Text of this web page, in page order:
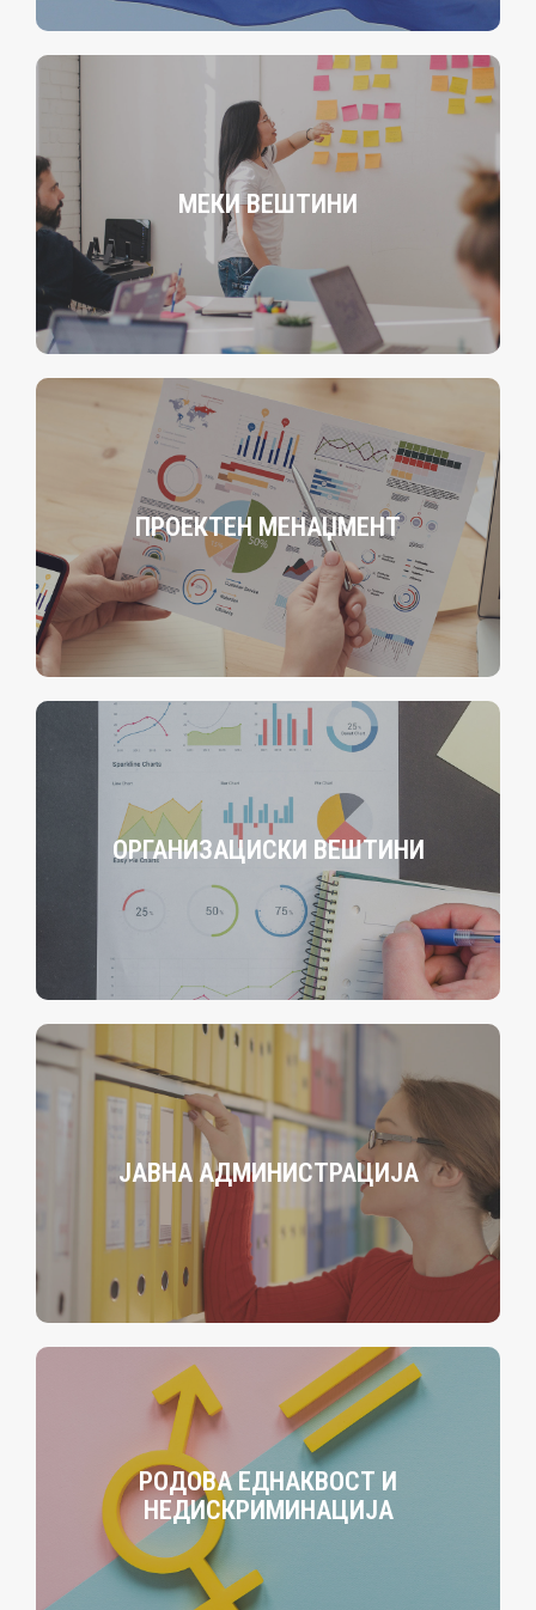
MЕКИ ВЕШТИНИ
ПРОЕКТЕН МЕНАЏМЕНТ
ОРГАНИЗАЦИСКИ ВЕШТИНИ
ЈАВНА АДМИНИСТРАЦИЈА
РОДОВА ЕДНАКВОСТ И
НЕДИСКРИМИНАЦИЈА